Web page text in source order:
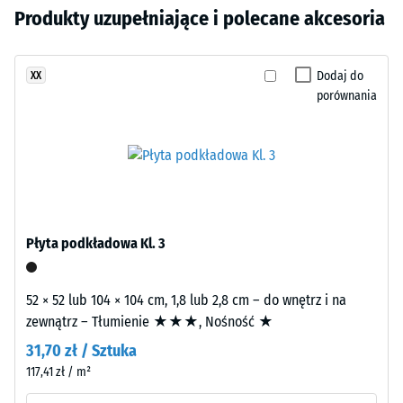
sobą w trakcie użytkowania.
Ciemny
wykonywane
szarości
czerni
transparentnego
spoiwa
780 do
kg/m³
Tłumienie
tłumienie
antypoślizgowości
DS (EN 14041) -
Wartość skali 5 =
Współczynnik
tarcia ok. 0,6
Nie
jeszcze
żadnego
Produkty uzupełniające i polecane akcesoria
Dodaj do
porównania
XX
Płyta podkładowa Kl. 3
52 × 52 lub 104 × 104 cm, 1,8 lub 2,8 cm – do wnętrz i na
zewnątrz – Tłumienie ★★★, Nośność ★
31,70 zł / Sztuka
117,41 zł / m²